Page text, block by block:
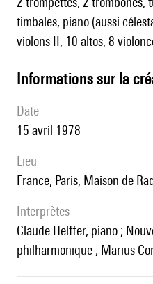
timbales, piano (aussi
violons II, 10 altos, 8
informations sur la
date
15 avril 1978
lieu
France, Paris, Maison de
interprètes
Claude Helffer, piano ; Nouvel orchestre
philharmonique ; Marius